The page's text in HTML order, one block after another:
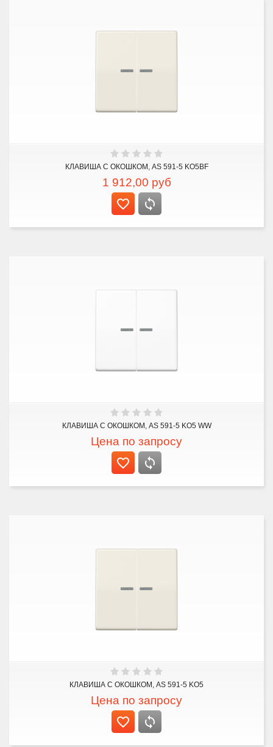
КЛАВИША С ОКОШКОМ, AS 591-5 KO5BF
1 912,00 руб
КЛАВИША С ОКОШКОМ, AS 591-5 KO5 WW
Цена по запросу
КЛАВИША С ОКОШКОМ, AS 591-5 KO5
Цена по запросу